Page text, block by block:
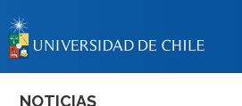
BIBLIOTECAS
NOTICIAS